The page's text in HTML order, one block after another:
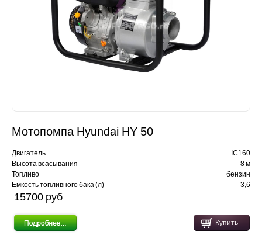
Мотопомпа Hyundai HY 50
Двигатель
IC160
Высота всасывания
8 м
Топливо
бензин
Емкость топливного бака (л)
3,6
15700 pуб
Купить